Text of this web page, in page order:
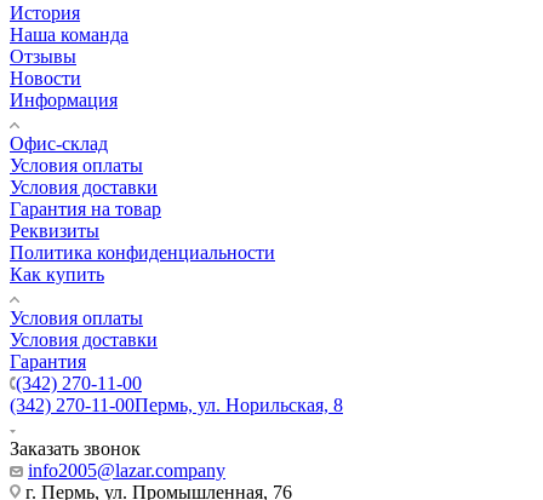
История
Наша команда
Отзывы
Новости
Информация
Офис-склад
Условия оплаты
Условия доставки
Гарантия на товар
Реквизиты
Политика конфиденциальности
Как купить
Условия оплаты
Условия доставки
Гарантия
(342) 270-11-00
(342) 270-11-00Пермь, ул. Норильская, 8
Заказать звонок
info2005@lazar.company
г. Пермь, ул. Промышленная, 76